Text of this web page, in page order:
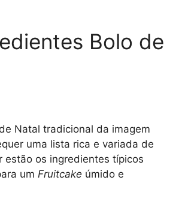
Bolo de
Natal tradicional da imagem
uma lista rica e variada de
estão os ingredientes típicos
um Fruitcake úmido e